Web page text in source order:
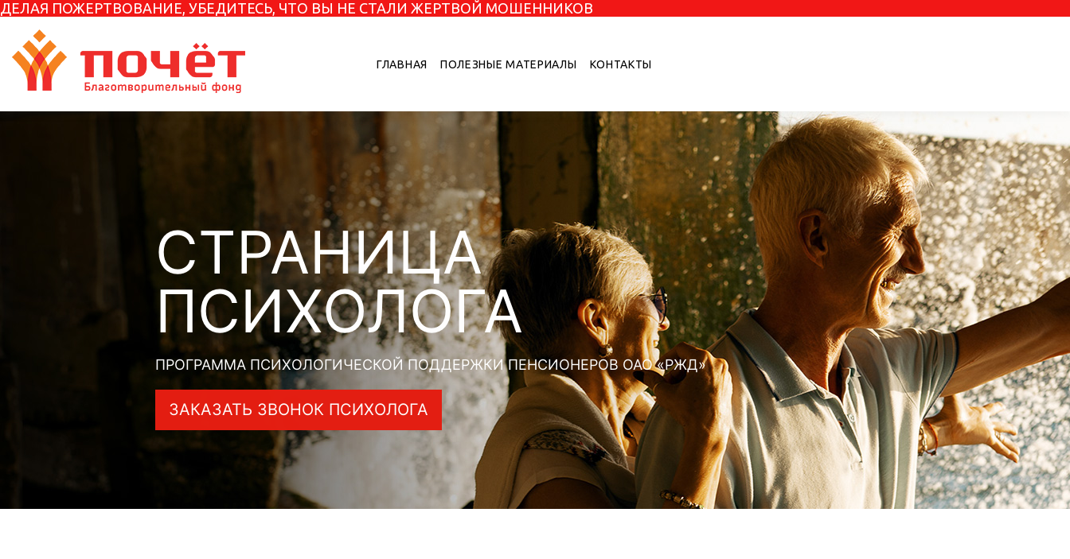
ДЕЛАЯ ПОЖЕРТВОВАНИЕ, УБЕДИТЕСЬ, ЧТО ВЫ НЕ СТАЛИ ЖЕРТВОЙ МОШЕННИКОВ
ГЛАВНАЯ ПОЛЕЗНЫЕ МАТЕРИАЛЫ КОНТАКТЫ
СТРАНИЦА
ПСИХОЛОГА
ПРОГРАММА ПСИХОЛОГИЧЕСКОЙ ПОДДЕРЖКИ ПЕНСИОНЕРОВ ОАО «РЖД»
ЗАКАЗАТЬ ЗВОНОК ПСИХОЛОГА